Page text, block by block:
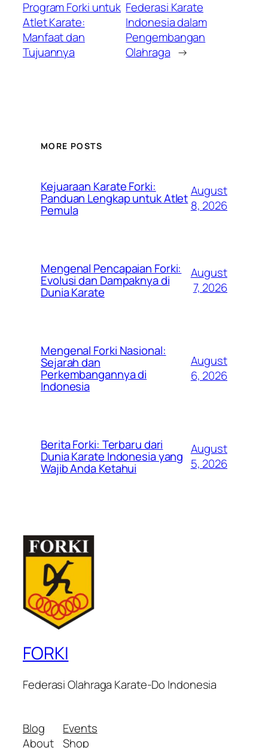
Program Forki untuk
Atlet Karate:
Manfaat dan
Tujuannya
Federasi Karate
Indonesia dalam
Pengembangan
Olahraga →
MORE POSTS
Kejuaraan Karate Forki:
Panduan Lengkap untuk Atlet
Pemula
August
8, 2026
Mengenal Pencapaian Forki:
Evolusi dan Dampaknya di
Dunia Karate
August
7, 2026
Mengenal Forki Nasional:
Sejarah dan
Perkembangannya di
Indonesia
August
6, 2026
Berita Forki: Terbaru dari
Dunia Karate Indonesia yang
Wajib Anda Ketahui
August
5, 2026
FORKI
Federasi Olahraga Karate-Do Indonesia
Blog
About
Events
Shop